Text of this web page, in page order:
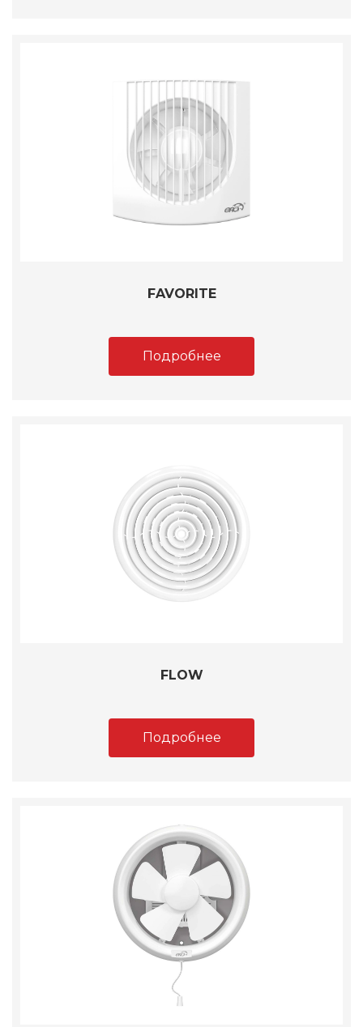
FAVORITE
Подробнее
FLOW
Подробнее